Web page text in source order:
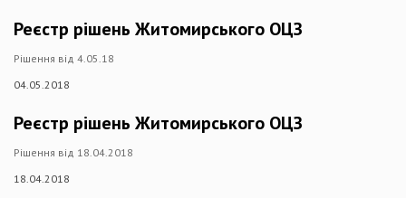
Реєстр рішень Житомирського ОЦЗ
Рішення від 4.05.18
04.05.2018
Реєстр рішень Житомирського ОЦЗ
Рішення від 18.04.2018
18.04.2018